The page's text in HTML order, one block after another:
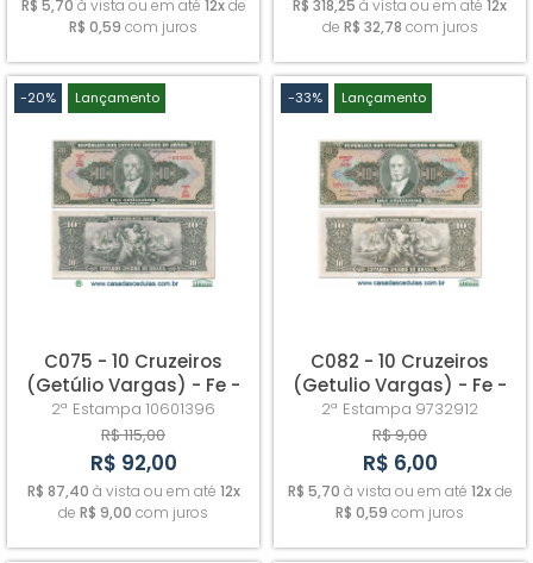
R$ 5,70 à vista ou em até 12xde
R$ 0,59 com juros
R$ 318,25 à vista ou em até 12x
de R$ 32,78 com juros
-20% Lançamento
C075 - 10 Cruzeiros
(Getúlio Vargas) - Fe -
Autografada
2ª Estampa 10601396
R$ 115,00
R$ 92,00
R$ 87,40 à vista ou em até 12x
de R$ 9,00 com juros
-33% Lançamento
C082 - 10 Cruzeiros
(Getulio Vargas) - Fe -
leve mancha no verso
2ª Estampa 9732912
R$ 9,00
R$ 6,00
R$ 5,70 à vista ou em até 12xde
R$ 0,59 com juros